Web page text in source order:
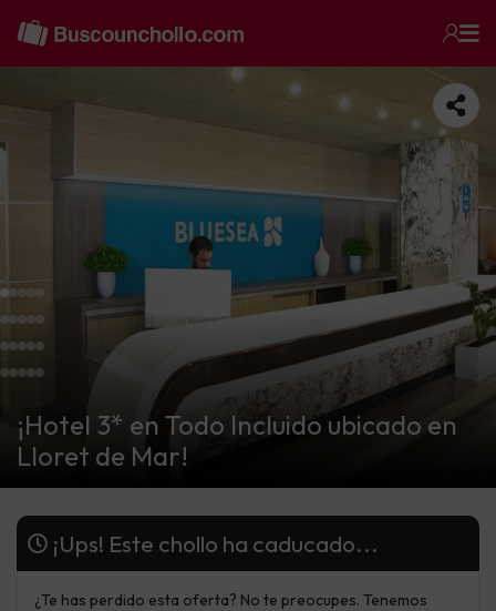
¡Hotel 3* en Todo Incluido ubicado en
Lloret de Mar!
¡Ups! Este chollo ha caducado...
¿Te has perdido esta oferta? No te preocupes. Tenemos